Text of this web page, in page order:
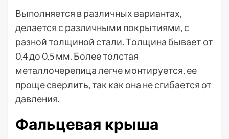
Выполняется в различных вариантах,
делается с различными покрытиями, с
разной толщиной стали. Толщина бывает от
0,4 до 0,5 мм. Более толстая
металлочерепица легче монтируется, ее
проще сверлить, так как она не сгибается от
давления.
Фальцевая крыша